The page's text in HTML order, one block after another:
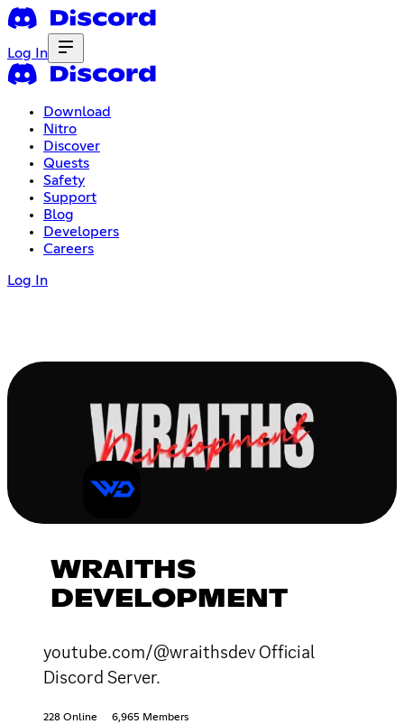
Log In
Download
Nitro
Discover
Quests
Safety
Support
Blog
Developers
Careers
Log In
WRAITHS
DEVELOPMENT
youtube.com/@wraithsdev Official
Discord Server.
228 Online 6,965 Members